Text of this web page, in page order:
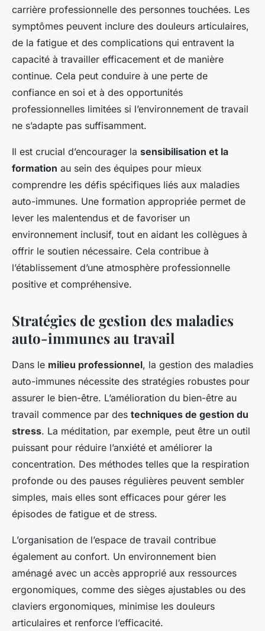
carrière professionnelle des personnes touchées. Les
symptômes peuvent inclure des douleurs articulaires,
de la fatigue et des complications qui entravent la
capacité à travailler efficacement et de manière
continue. Cela peut conduire à une perte de
confiance en soi et à des opportunités
professionnelles limitées si l’environnement de travail
ne s’adapte pas suffisamment.
Il est crucial d’encourager la sensibilisation et la
formation au sein des équipes pour mieux
comprendre les défis spécifiques liés aux maladies
auto-immunes. Une formation appropriée permet de
lever les malentendus et de favoriser un
environnement inclusif, tout en aidant les collègues à
offrir le soutien nécessaire. Cela contribue à
l’établissement d’une atmosphère professionnelle
positive et compréhensive.
Stratégies de gestion des maladies
auto-immunes au travail
Dans le milieu professionnel, la gestion des maladies
auto-immunes nécessite des stratégies robustes pour
assurer le bien-être. L’amélioration du bien-être au
travail commence par des techniques de gestion du
stress. La méditation, par exemple, peut être un outil
puissant pour réduire l’anxiété et améliorer la
concentration. Des méthodes telles que la respiration
profonde ou des pauses régulières peuvent sembler
simples, mais elles sont efficaces pour gérer les
épisodes de fatigue et de stress.
L’organisation de l’espace de travail contribue
également au confort. Un environnement bien
aménagé avec un accès approprié aux ressources
ergonomiques, comme des sièges ajustables ou des
claviers ergonomiques, minimise les douleurs
articulaires et renforce l’efficacité.